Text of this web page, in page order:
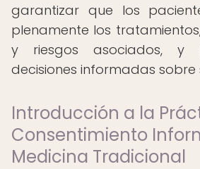
garantizar que los
plenamente los
y riesgos asociados, y
decisiones informadas sobre
Introducción a la
Consentimiento
Medicina Tradicional